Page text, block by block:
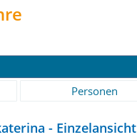
Personen
- Einzelansicht